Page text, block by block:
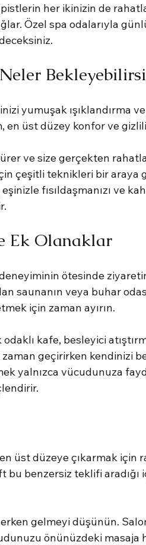
her ikinizin de
Özel spa odalarıyla
Neler
yumuşak ışıklandırma
en üst düzey konfor ve
ve size gerçekten
çeşitli teknikleri bir araya
fısıldaşmanızı ve
Ek Olanaklar
ötesinde
saunanın veya buhar
için zaman ayırın.
kafe, besleyici
geçirirken kendinizi
yalnızca vücudunuza
üst düzeye çıkarmak için
bu benzersiz teklifi
gelmeyi düşünün.
önünüzdeki masaja